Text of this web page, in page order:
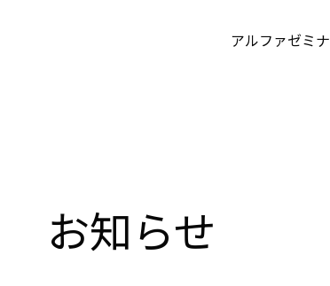
アルファゼミ
お知らせ